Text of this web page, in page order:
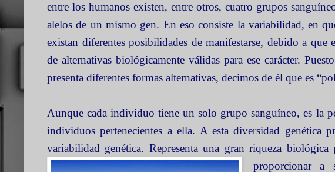
entre los humanos existen, entre otros, cuatro grupos
alelos de un mismo gen. En eso consiste la variabilidad, en
existan diferentes posibilidades de manifestarse, debido a
de alternativas biológicamente válidas para ese carácter.
presenta diferentes formas alternativas, decimos de él que es
Aunque cada individuo tiene un solo grupo sanguíneo, es la
individuos pertenecientes a ella. A esta diversidad genética
variabilidad genética. Representa una gran riqueza
proporcionar a